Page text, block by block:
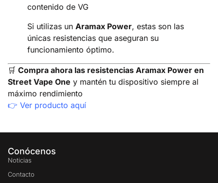
contenido de VG
Si utilizas un Aramax Power, estas son las
únicas resistencias que aseguran su
funcionamiento óptimo.
🛒 Compra ahora las resistencias Aramax Power en
Street Vape One y mantén tu dispositivo siempre al
máximo rendimiento
👉 Ver producto aquí
Conócenos
Noticias
Contacto